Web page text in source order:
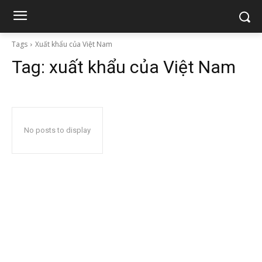
Tags Xuất khẩu của Việt Nam
Tag: xuất khẩu của Việt Nam
No posts to display